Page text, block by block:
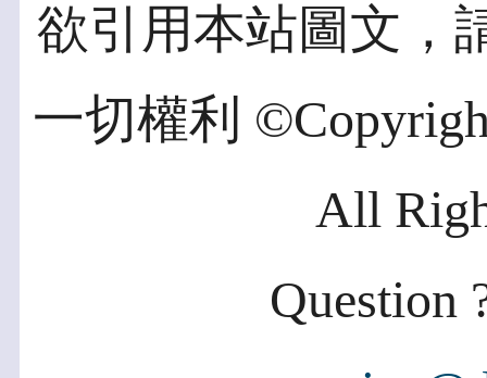
欲引用本站圖文，
一切權利
All
Question